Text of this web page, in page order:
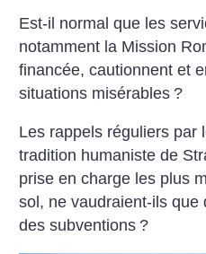
Est-il normal que les
notamment la Mission
financée, cautionnent et
situations misérables ?
Les rappels réguliers par
tradition humaniste de
prise en charge les plus
sol, ne vaudraient-ils que
des subventions ?